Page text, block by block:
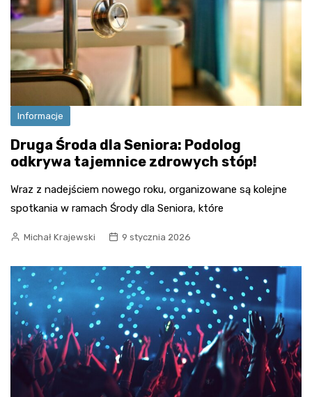
Informacje
Druga Środa dla Seniora: Podolog
odkrywa tajemnice zdrowych stóp!
Wraz z nadejściem nowego roku, organizowane są kolejne
spotkania w ramach Środy dla Seniora, które
Michał Krajewski 9 stycznia 2026